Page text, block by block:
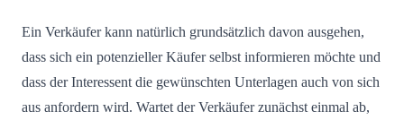
Ein Verkäufer kann natürlich grundsätzlich davon ausgehen,
dass sich ein potenzieller Käufer selbst informieren möchte und
dass der Interessent die gewünschten Unterlagen auch von sich
aus anfordern wird. Wartet der Verkäufer zunächst einmal ab,